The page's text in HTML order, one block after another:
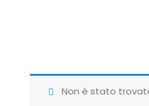
Non è stato